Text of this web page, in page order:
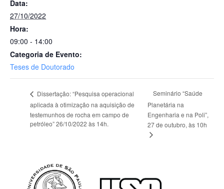
Data:
27/10/2022
Hora:
09:00 - 14:00
Categoria de Evento:
Teses de Doutorado
Dissertação: “Pesquisa operacional
aplicada à otimização na aquisição de
testemunhos de rocha em campo de
petróleo” 26/10/2022 às 14h.
Seminário “Saúde
Planetária na
Engenharia e na Poli”,
27 de outubro, às 10h